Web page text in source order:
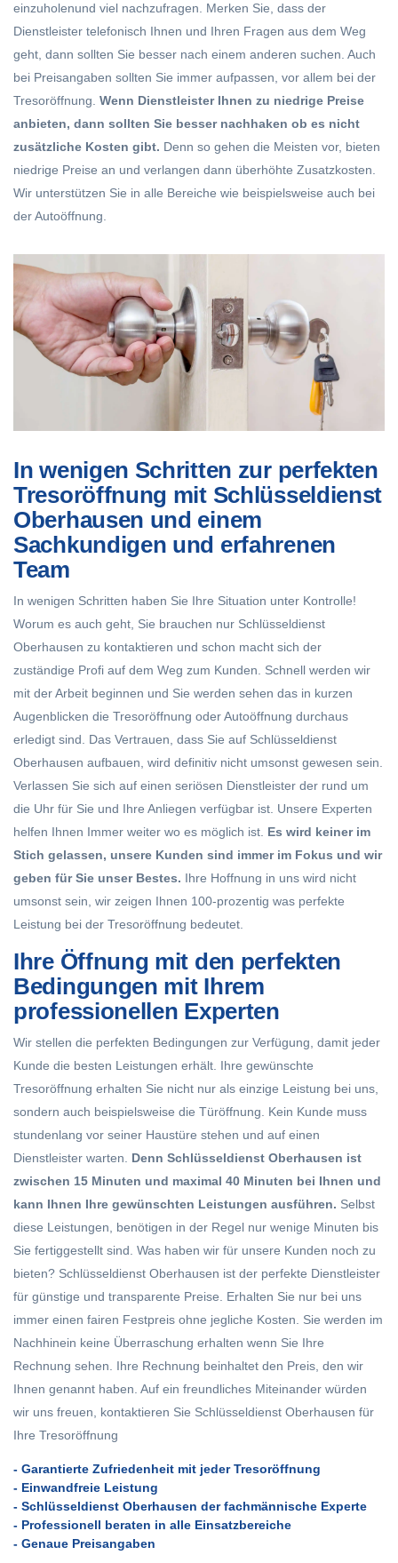
einzuholenund viel nachzufragen. Merken Sie, dass der
Dienstleister telefonisch Ihnen und Ihren Fragen aus dem Weg
geht, dann sollten Sie besser nach einem anderen suchen. Auch
bei Preisangaben sollten Sie immer aufpassen, vor allem bei der
Tresoröffnung. Wenn Dienstleister Ihnen zu niedrige Preise
anbieten, dann sollten Sie besser nachhaken ob es nicht
zusätzliche Kosten gibt. Denn so gehen die Meisten vor, bieten
niedrige Preise an und verlangen dann überhöhte Zusatzkosten.
Wir unterstützen Sie in alle Bereiche wie beispielsweise auch bei
der Autoöffnung.
In wenigen Schritten zur perfekten
Tresoröffnung mit Schlüsseldienst
Oberhausen und einem
Sachkundigen und erfahrenen
Team
In wenigen Schritten haben Sie Ihre Situation unter Kontrolle!
Worum es auch geht, Sie brauchen nur Schlüsseldienst
Oberhausen zu kontaktieren und schon macht sich der
zuständige Profi auf dem Weg zum Kunden. Schnell werden wir
mit der Arbeit beginnen und Sie werden sehen das in kurzen
Augenblicken die Tresoröffnung oderAutoöffnung durchaus
erledigt sind. Das Vertrauen, dass Sie auf Schlüsseldienst
Oberhausen aufbauen, wird definitiv nicht umsonst gewesen sein.
Verlassen Sie sich auf einen seriösen Dienstleister der rund um
die Uhr für Sie und Ihre Anliegen verfügbar ist. Unsere Experten
helfen Ihnen Immer weiter wo es möglich ist. Es wird keiner im
Stich gelassen, unsere Kunden sind immer im Fokus und wir
geben für Sie unser Bestes. Ihre Hoffnung in uns wird nicht
umsonst sein, wir zeigen Ihnen 100-prozentig was perfekte
Leistung bei der Tresoröffnung bedeutet.
Ihre Öffnung mit den perfekten
Bedingungen mit Ihrem
professionellen Experten
Wir stellen die perfekten Bedingungen zur Verfügung, damit jeder
Kunde die besten Leistungen erhält. Ihre gewünschte
Tresoröffnung erhalten Sie nicht nur als einzige Leistung bei uns,
sondern auch beispielsweise die Türöffnung. Kein Kunde muss
stundenlang vor seiner Haustüre stehen und auf einen
Dienstleister warten. Denn Schlüsseldienst Oberhausen ist
zwischen 15 Minuten und maximal 40 Minuten bei Ihnen und
kann Ihnen Ihre gewünschten Leistungen ausführen. Selbst
diese Leistungen, benötigen in der Regel nur wenige Minuten bis
Sie fertiggestellt sind. Was haben wir für unsere Kunden noch zu
bieten? Schlüsseldienst Oberhausen ist der perfekte Dienstleister
für günstige und transparente Preise. Erhalten Sie nur bei uns
immer einen fairen Festpreis ohne jegliche Kosten. Sie werden im
Nachhinein keine Überraschung erhalten wenn Sie Ihre
Rechnung sehen. Ihre Rechnung beinhaltet den Preis, den wir
Ihnen genannt haben. Auf ein freundliches Miteinander würden
wir uns freuen, kontaktieren Sie Schlüsseldienst Oberhausen für
Ihre Tresoröffnung
- Garantierte Zufriedenheit mit jeder Tresoröffnung
- Einwandfreie Leistung
- Schlüsseldienst Oberhausen der fachmännische Experte
- Professionell beraten in alle Einsatzbereiche
- Genaue Preisangaben